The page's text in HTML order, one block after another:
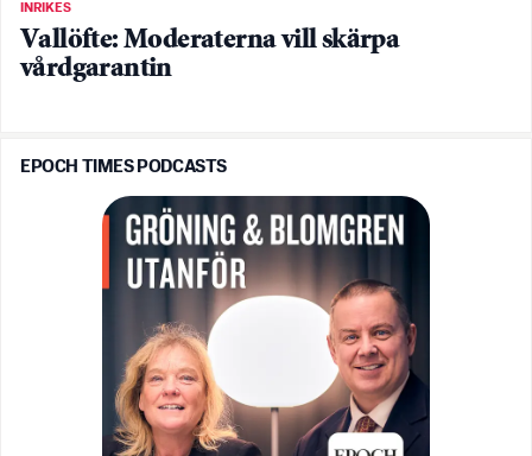
INRIKES
Vallöfte: Moderaterna vill skärpa
vårdgarantin
EPOCH TIMES PODCASTS